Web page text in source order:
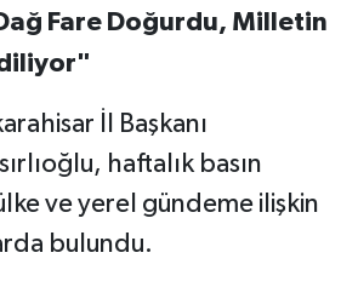
Fare Doğurdu, Milletin
İl Başkanı
haftalık basın
ve yerel gündeme ilişkin
bulundu.